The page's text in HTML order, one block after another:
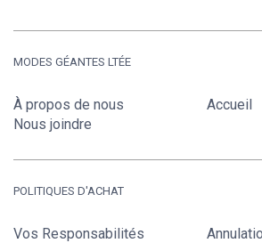
MODES GÉANTES LTÉE
À propos de nous
Nous joindre
Accueil
POLITIQUES D'ACHAT
Vos Responsabilités